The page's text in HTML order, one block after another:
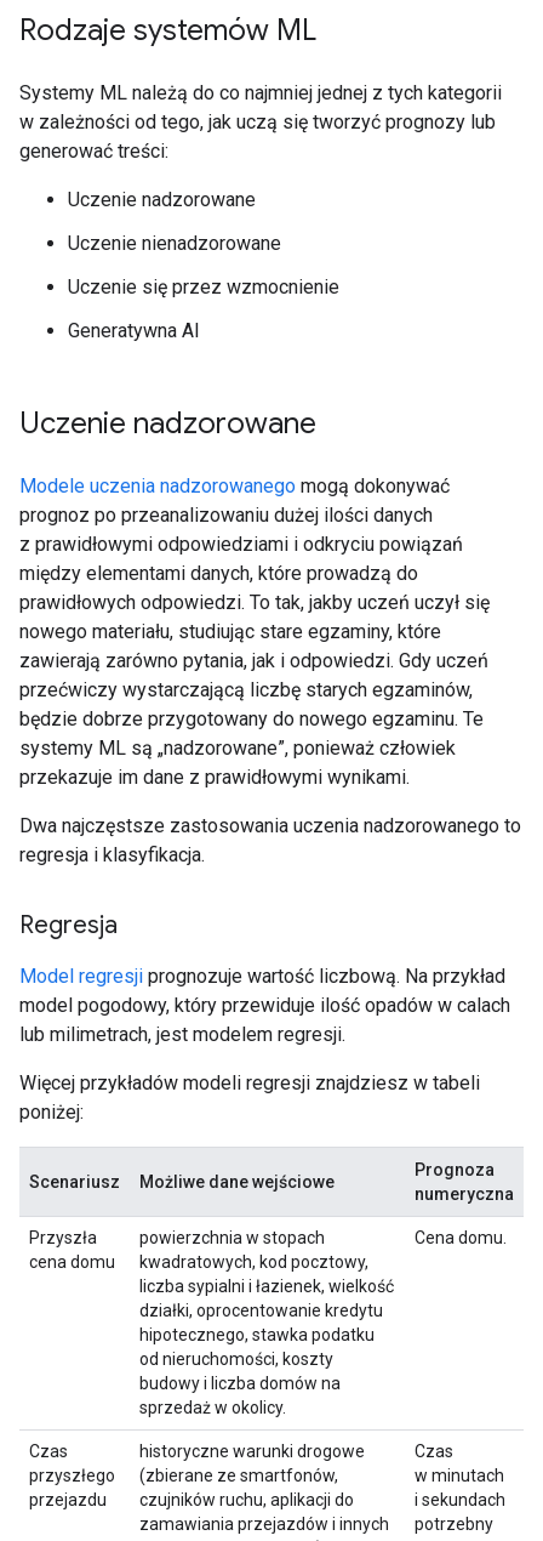
Rodzaje systemów ML
Systemy ML należą do co najmniej jednej z tych kategorii
w zależności od tego, jak uczą się tworzyć prognozy lub
generować treści:
Uczenie nadzorowane
Uczenie nienadzorowane
Uczenie się przez wzmocnienie
Generatywna AI
Uczenie nadzorowane
Modele uczenia nadzorowanego mogą dokonywać
prognoz po przeanalizowaniu dużej ilości danych
z prawidłowymi odpowiedziami i odkryciu powiązań
między elementami danych, które prowadzą do
prawidłowych odpowiedzi. To tak, jakby uczeń uczył się
nowego materiału, studiując stare egzaminy, które
zawierają zarówno pytania, jak i odpowiedzi. Gdy uczeń
przećwiczy wystarczającą liczbę starych egzaminów,
będzie dobrze przygotowany do nowego egzaminu. Te
systemy ML są „nadzorowane”, ponieważ człowiek
przekazuje im dane z prawidłowymi wynikami.
Dwa najczęstsze zastosowania uczenia nadzorowanego to
regresja i klasyfikacja.
Regresja
Model regresji prognozuje wartość liczbową. Na przykład
model pogodowy, który przewiduje ilość opadów w calach
lub milimetrach, jest modelem regresji.
Więcej przykładów modeli regresji znajdziesz w tabeli
poniżej:
Scenariusz Możliwe dane wejściowe
Prognoza
numeryczna
Przyszła
cena domu
powierzchnia w stopach
kwadratowych, kod pocztowy,
liczba sypialni i łazienek, wielkość
działki, oprocentowanie kredytu
hipotecznego, stawka podatku
od nieruchomości, koszty
budowy i liczba domów na
sprzedaż w okolicy.
Cena domu.
Czas
przyszłego
przejazdu
historyczne warunki drogowe
(zbierane ze smartfonów,
czujników ruchu, aplikacji do
zamawiania przejazdów i innych
Czas
w minutach
i sekundach
potrzebny